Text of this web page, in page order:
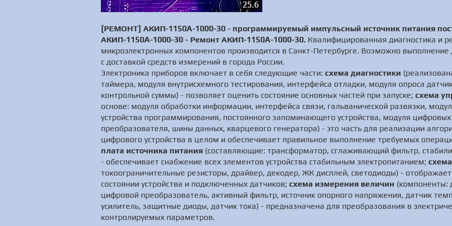
[РЕМОНТ] АКИП-1150A-1000-30 - программируемый импульсный источник питания
АКИП-1150A-1000-30 - Ремонт АКИП-1150A-1000-30. Квалифицированная диагностика и
микроэлектронных компонентов производится в Санкт-Петербурге. Возможно выполнение
с доставкой средств измерений в города России.
Электроника приборов включает в себя следующие части: схема диагностики
таймера, модуля внутрисхемного тестирования, интерфейса отладки, модуля опроса
контрольной суммы) - позволяет оценить состояние основных частей при запуске; схема
основе: модуля обработки информации, интерфейса связи, гальванической развязки,
устройства программирования, постоянного запоминающего устройства, модуля
преобразователя, шины данных, кварцевого генератора) - это часть для реализации
цифрового устройства в целом и обеспечивает правильное выполнение требуемых
плата источника питания (составляющие: трансформатор, сглаживающий фильтр,
- обеспечивает снабжение всех элементов устройства стабильным электропитанием;
токоограничительные резисторы, драйвер, декодер, ЖК дисплей, светодиоды) -
состоянии устройства и подключенных датчиков; схема измерения величин (компоненты:
цифровой преобразователь, активный фильтр, источник опорного напряжения, датчик
усилитель, защитные диоды, датчик тока) - предназначена для преобразования в
контролируемых параметров.